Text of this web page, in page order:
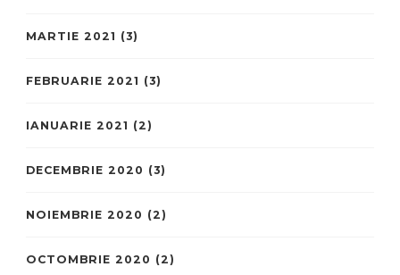
MARTIE 2021 (3)
FEBRUARIE 2021 (3)
IANUARIE 2021 (2)
DECEMBRIE 2020 (3)
NOIEMBRIE 2020 (2)
OCTOMBRIE 2020 (2)